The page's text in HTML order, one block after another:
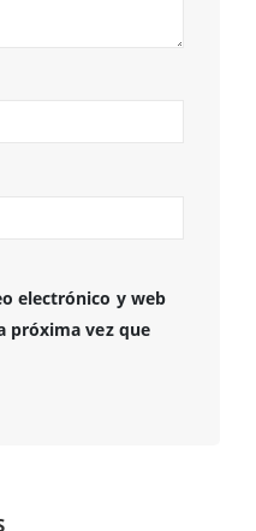
electrónico y web
próxima vez que